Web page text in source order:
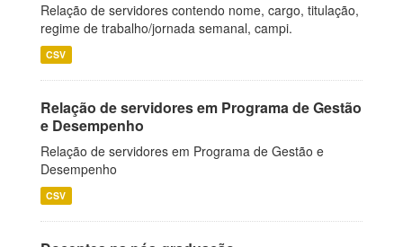
Relação de servidores contendo nome, cargo, titulação,
regime de trabalho/jornada semanal, campi.
CSV
Relação de servidores em Programa de Gestão
e Desempenho
Relação de servidores em Programa de Gestão e
Desempenho
CSV